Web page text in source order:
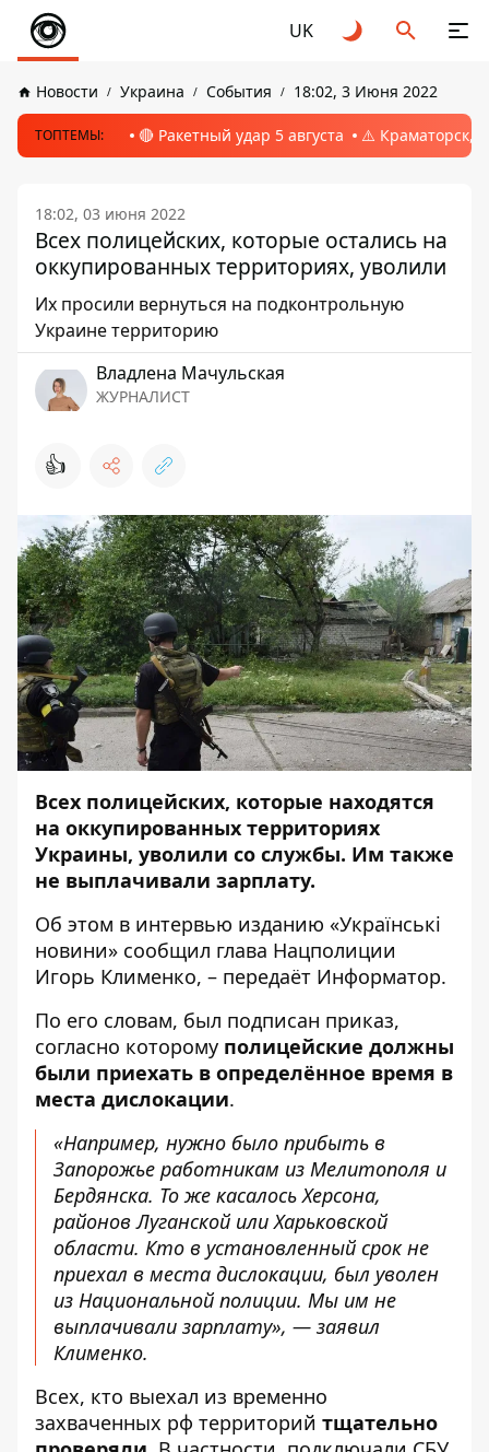
UK
Новости Украина События 18:02, 3 Июня 2022
ТОПТЕМЫ: 🔴 Ракетный удар 5 августа ⚠️ Краматорск,
18:02, 03 июня 2022
Всех полицейских, которые остались на
оккупированных территориях, уволили
Их просили вернуться на подконтрольную
Украине территорию
Владлена Мачульская
ЖУРНАЛИСТ
👍
Всех полицейских, которые находятся
на оккупированных территориях
Украины, уволили со службы. Им также
не выплачивали зарплату.
Об этом в интервью изданию «Українські
новини» сообщил глава Нацполиции
Игорь Клименко, – передаёт Информатор.
По его словам, был подписан приказ,
согласно которому полицейские должны
были приехать в определённое время в
места дислокации.
«Например, нужно было прибыть в
Запорожье работникам из Мелитополя и
Бердянска. То же касалось Херсона,
районов Луганской или Харьковской
области. Кто в установленный срок не
приехал в места дислокации, был уволен
из Национальной полиции. Мы им не
выплачивали зарплату», — заявил
Клименко.
Всех, кто выехал из временно
захваченных рф территорий тщательно